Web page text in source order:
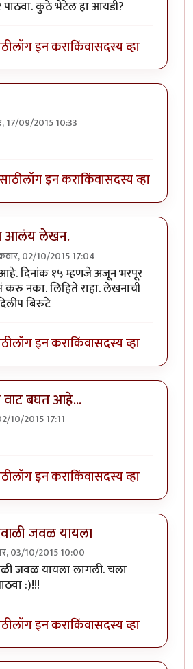
पाठवा. कुठे भेटेल हा आयडी?
लॉग इन कराकिंवासदस्य व्हा
17/09/2015 10:33
लॉग इन कराकिंवासदस्य व्हा
आलंय लेखन.
02/10/2015 17:04
दिनांक १५ म्हणजे अजून भरपूर
नका. लिहिते राहा. लेखनाची
बिरुटे
लॉग इन कराकिंवासदस्य व्हा
वाट बघत आहे...
10/2015 17:11
लॉग इन कराकिंवासदस्य व्हा
जवळ यायला
03/10/2015 10:00
जवळ यायला लागली. चला
:)!!!
लॉग इन कराकिंवासदस्य व्हा